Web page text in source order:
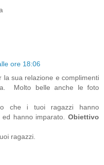
ore 18:06
la sua relazione e complimenti
Molto belle anche le foto
che i tuoi ragazzi hanno
hanno imparato. Obiettivo
ragazzi.